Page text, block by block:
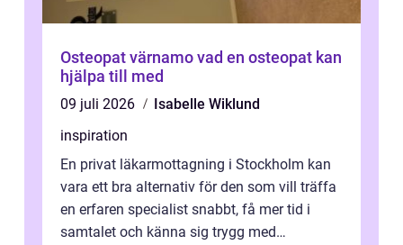
Osteopat värnamo vad en osteopat kan
hjälpa till med
09 juli 2026
Isabelle Wiklund
inspiration
En privat läkarmottagning i Stockholm kan
vara ett bra alternativ för den som vill träffa
en erfaren specialist snabbt, få mer tid i
samtalet och känna sig trygg med